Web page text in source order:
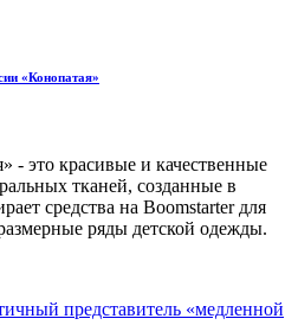
«Конопатая»
- это красивые и качественные
тканей, созданные в
средства на Boomstarter для
ряды детской одежды.
представитель «медленной